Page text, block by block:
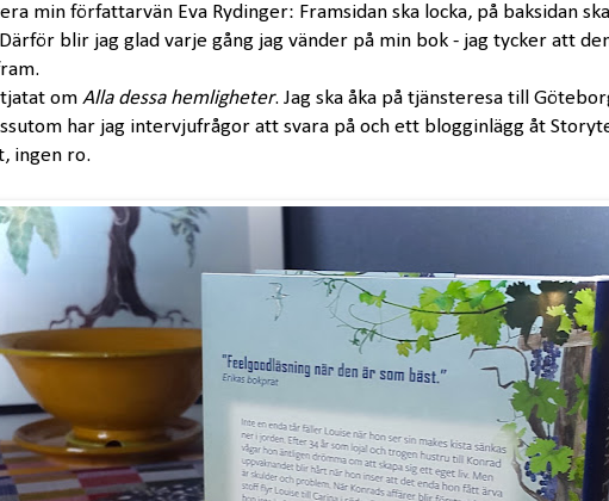
min författarvän Eva Rydinger: Framsidan ska locka, på baksidan
blir jag glad varje gång jag vänder på min bok - jag tycker att
om Alla dessa hemligheter. Jag ska åka på tjänsteresa till
har jag intervjufrågor att svara på och ett blogginlägg åt
ingen ro.